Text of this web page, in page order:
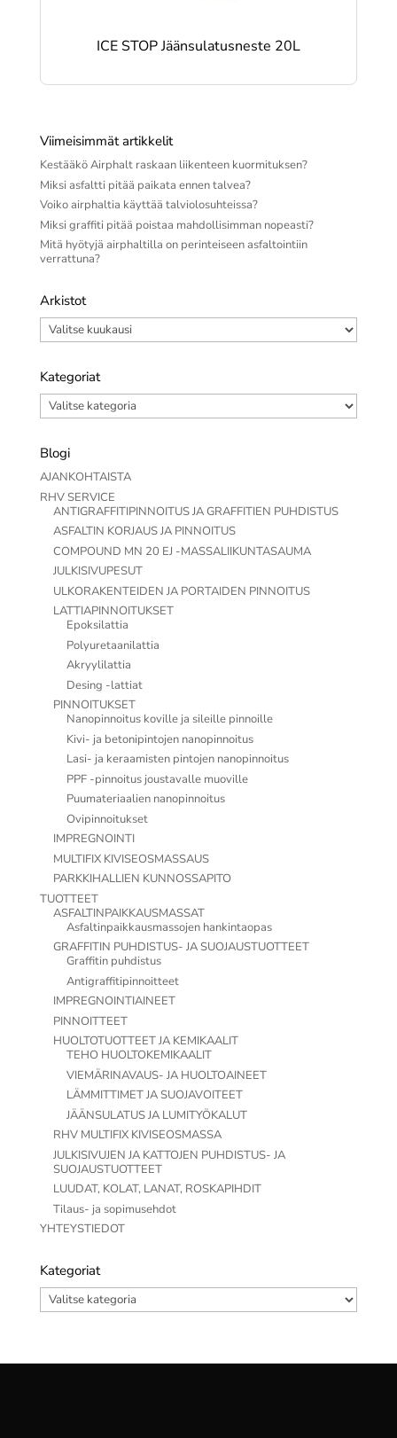
ICE STOP Jäänsulatusneste 20L
Viimeisimmät artikkelit
Kestääkö Airphalt raskaan liikenteen kuormituksen?
Miksi asfaltti pitää paikata ennen talvea?
Voiko airphaltia käyttää talviolosuhteissa?
Miksi graffiti pitää poistaa mahdollisimman nopeasti?
Mitä hyötyjä airphaltilla on perinteiseen asfaltointiin
verrattuna?
Arkistot
Arkistot
Kategoriat
Kategoriat
Blogi
AJANKOHTAISTA
RHV SERVICE
ANTIGRAFFITIPINNOITUS JA GRAFFITIEN PUHDISTUS
ASFALTIN KORJAUS JA PINNOITUS
COMPOUND MN 20 EJ -MASSALIIKUNTASAUMA
JULKISIVUPESUT
ULKORAKENTEIDEN JA PORTAIDEN PINNOITUS
LATTIAPINNOITUKSET
Epoksilattia
Polyuretaanilattia
Akryylilattia
Desing -lattiat
PINNOITUKSET
Nanopinnoitus koville ja sileille pinnoille
Kivi- ja betonipintojen nanopinnoitus
Lasi- ja keraamisten pintojen nanopinnoitus
PPF -pinnoitus joustavalle muoville
Puumateriaalien nanopinnoitus
Ovipinnoitukset
IMPREGNOINTI
MULTIFIX KIVISEOSMASSAUS
PARKKIHALLIEN KUNNOSSAPITO
TUOTTEET
ASFALTINPAIKKAUSMASSAT
Asfaltinpaikkausmassojen hankintaopas
GRAFFITIN PUHDISTUS- JA SUOJAUSTUOTTEET
Graffitin puhdistus
Antigraffitipinnoitteet
IMPREGNOINTIAINEET
PINNOITTEET
HUOLTOTUOTTEET JA KEMIKAALIT
TEHO HUOLTOKEMIKAALIT
VIEMÄRINAVAUS- JA HUOLTOAINEET
LÄMMITTIMET JA SUOJAVOITEET
JÄÄNSULATUS JA LUMITYÖKALUT
RHV MULTIFIX KIVISEOSMASSA
JULKISIVUJEN JA KATTOJEN PUHDISTUS- JA
SUOJAUSTUOTTEET
LUUDAT, KOLAT, LANAT, ROSKAPIHDIT
Tilaus- ja sopimusehdot
YHTEYSTIEDOT
Kategoriat
Kategoriat